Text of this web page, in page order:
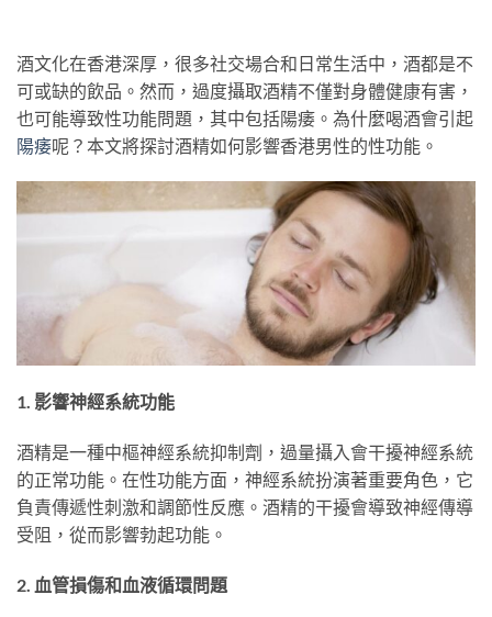
酒文化在香港深厚，很多社交場合和日常生活中，酒都是不
可或缺的飲品。然而，過度攝取酒精不僅對身體健康有害，
也可能導致性功能問題，其中包括陽痿。為什麼喝酒會引起
陽痿呢？本文將探討酒精如何影響香港男性的性功能。
1. 影響神經系統功能
酒精是一種中樞神經系統抑制劑，過量攝入會干擾神經系統
的正常功能。在性功能方面，神經系統扮演著重要角色，它
負責傳遞性刺激和調節性反應。酒精的干擾會導致神經傳導
受阻，從而影響勃起功能。
2. 血管損傷和血液循環問題